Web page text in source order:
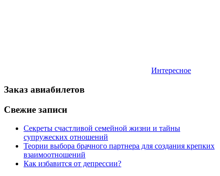
Интересное
Заказ авиабилетов
Свежие записи
Секреты счастливой семейной жизни и тайны
супружеских отношений
Теории выбора брачного партнера для создания крепких
взаимоотношений
Как избавится от депрессии?